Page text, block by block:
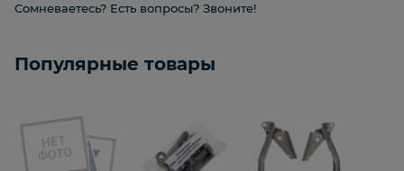
Сомневаетесь? Есть вопросы? Звоните!
Популярные товары